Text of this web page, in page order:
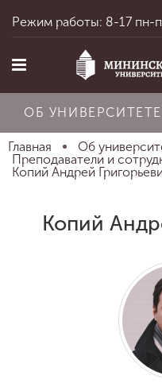
Абитуриенту
Обучение
Режим работы: 8-17 пн-
ОБ УНИВЕРСИТЕТЕ
Главная
Об
Преподаватели и
Копий Андрей
Копий